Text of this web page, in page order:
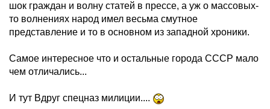
шок граждан и волну статей в прессе, а уж о массовых-
то волнениях народ имел весьма смутное
представление и то в основном из западной хроники.
Самое интересное что и остальные города СССР мало
чем отличались...
И тут Вдруг спецназ милиции....